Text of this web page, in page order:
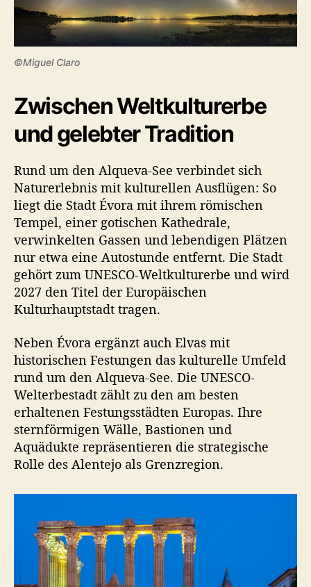
©Miguel Claro
Zwischen Weltkulturerbe
und gelebter Tradition
Rund um den Alqueva-See verbindet sich
Naturerlebnis mit kulturellen Ausflügen: So
liegt die Stadt Évora mit ihrem römischen
Tempel, einer gotischen Kathedrale,
verwinkelten Gassen und lebendigen Plätzen
nur etwa eine Autostunde entfernt. Die Stadt
gehört zum UNESCO-Weltkulturerbe und wird
2027 den Titel der Europäischen
Kulturhauptstadt tragen.
Neben Évora ergänzt auch Elvas mit
historischen Festungen das kulturelle Umfeld
rund um den Alqueva-See. Die UNESCO-
Welterbestadt zählt zu den am besten
erhaltenen Festungsstädten Europas. Ihre
sternförmigen Wälle, Bastionen und
Aquädukte repräsentieren die strategische
Rolle des Alentejo als Grenzregion.